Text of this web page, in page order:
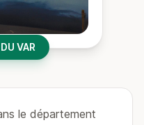
VAR
le département